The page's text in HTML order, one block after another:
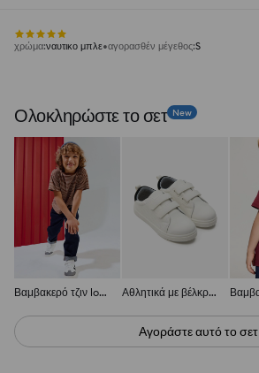
χρώμα:ναυτικο μπλε αγορασθέν μέγεθος:S
Ολοκληρώστε το σετ New
Βαμβακερό τζιν loose tapered Αθλητικά με βέλκρο, δερμάτινο πάτο και μελανζέ επένδυση
Αγοράστε αυτό το σετ